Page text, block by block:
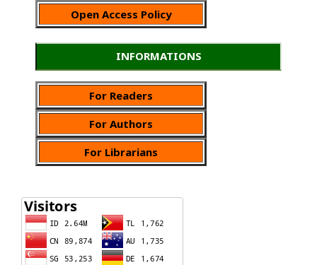
Open Access Policy
INFORMATIONS
For Readers
For Authors
For Librarians